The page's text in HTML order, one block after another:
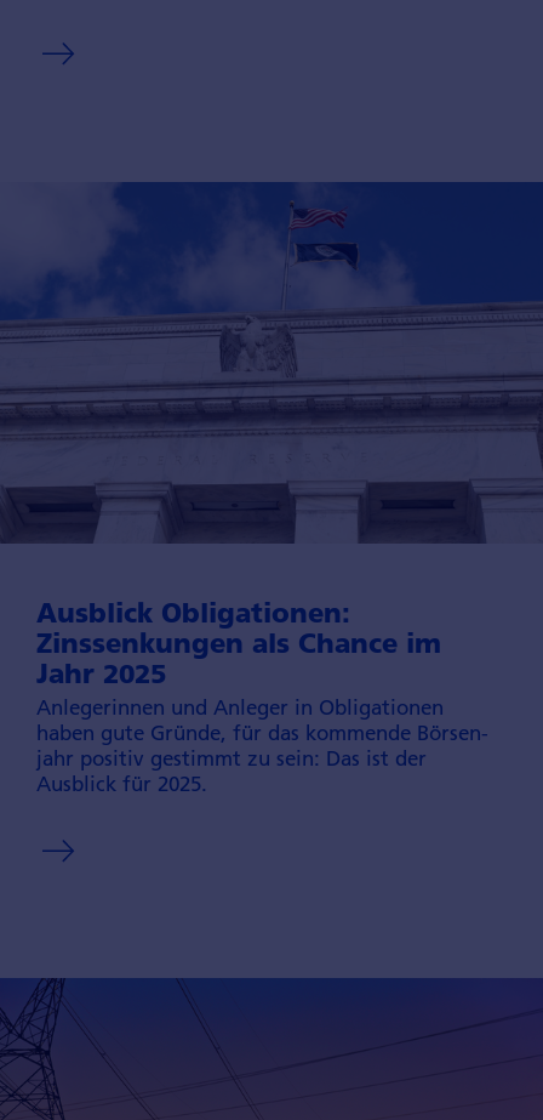
Ausblick Obligationen:
Zinssenkungen als Chance im
Jahr 2025
Anleger­innen und Anleger in Obligationen
haben gute Gründe, für das kommende Börsen­
jahr positiv gestimmt zu sein: Das ist der
Ausblick für 2025.